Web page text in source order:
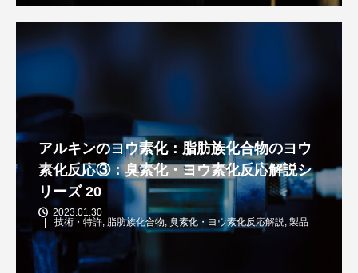
アルキンのヨウ素化：脂肪族化合物のヨウ
素化反応③：臭素化・ヨウ素化反応解説シ
リーズ 20
2023.01.30
技術・特許 脂肪族化合物 臭素化・ヨウ素化反応解説 製品